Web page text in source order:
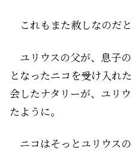
これもまた赦しなのだと
ユリウスの父が、息子の
となったニコを受け入れ
会したナタリーが、ユリ
たように。
ニコはそっとユリウス